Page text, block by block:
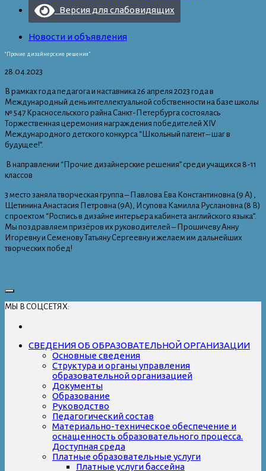
Версия для слабовидящих
Новости и объявления
“Прочие дизайнерские решения”
28.04.2023
В рамках года педагога и наставника 26 апреля 2023 года в
Международный день интеллектуальной собственности на базе школы
№ 547 Красносельского райна Санкт-Петербурга состоялась
Торжественная церемония награждения победителей XIV
Международного детского конкурса “Школьный патент – шаг в
будущее!”.
В направлении “Прочие дизайнерские решения” среди учащихся 8-11
классов
3 место заняла творческая группа – Павлова Ева Константиновна (9 А) ,
Щетинина Анастасия Петровна (9А), Исупова Камилла Руслановна (8 В)
с проектом “Роспись в дизайне интерьера кабинета английского языка”.
Мы поздравляем призёров их руководителей – Прошичеву Анну
Игоревну и Семенову Татьяну Сергеевну и желаем им дальнейших
творческих побед!
МЫ В СОЦСЕТЯХ:
СВЕДЕНИЯ ОБ ОБРАЗОВАТЕЛЬНОЙ ОРГАНИЗАЦИИ
Основные сведения
Структура и органы управления
образовательной организацией
Документы
Образование
Руководство
Педагогический состав
Материально-техническое обеспечение и
оснащенность образовательного процесса.
Доступная среда
Платные образовательные услуги
Платные услуги бассейна